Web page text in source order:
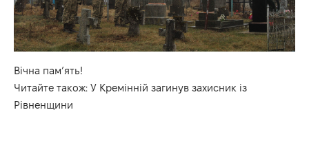
Вічна пам’ять!
Читайте також: У Кремінній загинув захисник із
Рівненщини